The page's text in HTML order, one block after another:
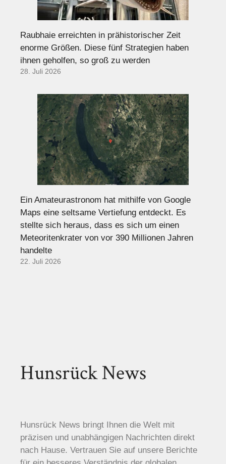
Raubhaie erreichten in prähistorischer Zeit
enorme Größen. Diese fünf Strategien haben
ihnen geholfen, so groß zu werden
28. Juli 2026
Ein Amateurastronom hat mithilfe von Google
Maps eine seltsame Vertiefung entdeckt. Es
stellte sich heraus, dass es sich um einen
Meteoritenkrater von vor 390 Millionen Jahren
handelte
22. Juli 2026
Hunsrück News
Hunsrück News bringt Ihnen die Welt mit
präzisen und unabhängigen Nachrichten direkt
nach Hause. Vertrauen Sie auf unsere Berichte